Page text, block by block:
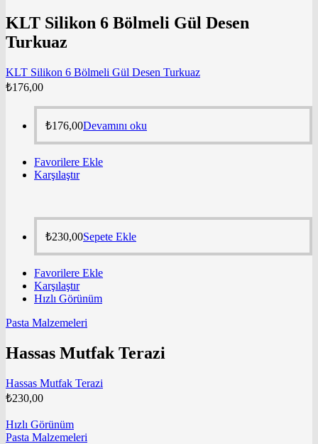
KLT Silikon 6 Bölmeli Gül Desen
Turkuaz
KLT Silikon 6 Bölmeli Gül Desen Turkuaz
₺176,00
₺176,00Devamını oku
Favorilere Ekle
Karşılaştır
₺230,00Sepete Ekle
Favorilere Ekle
Karşılaştır
Hızlı Görünüm
Pasta Malzemeleri
Hassas Mutfak Terazi
Hassas Mutfak Terazi
₺230,00
Hızlı Görünüm
Pasta Malzemeleri